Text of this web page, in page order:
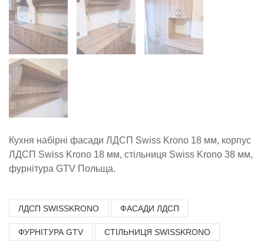
Кухня набірні фасади ЛДСП Swiss Krono 18 мм, корпус
ЛДСП Swiss Krono 18 мм, стільниця Swiss Krono 38 мм,
фурнітура GTV Польща.
ЛДСП SWISSKRONO ФАСАДИ ЛДСП
ФУРНІТУРА GTV СТІЛЬНИЦЯ SWISSKRONO